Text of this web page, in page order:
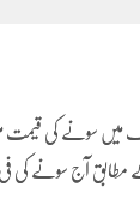
میں سونے کی قیمت